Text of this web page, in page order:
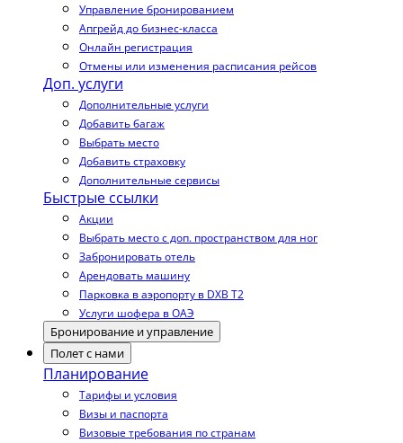
Управление бронированием
Апгрейд до бизнес-класса
Онлайн регистрация
Отмены или изменения расписания рейсов
Доп. услуги
Дополнительные услуги
Добавить багаж
Выбрать место
Добавить страховку
Дополнительные сервисы
Быстрые ссылки
Акции
Выбрать место с доп. пространством для ног
Забронировать отель
Арендовать машину
Парковка в аэропорту в DXB T2
Услуги шофера в ОАЭ
Бронирование и управление
Полет с нами
Планирование
Тарифы и условия
Визы и паспорта
Визовые требования по странам